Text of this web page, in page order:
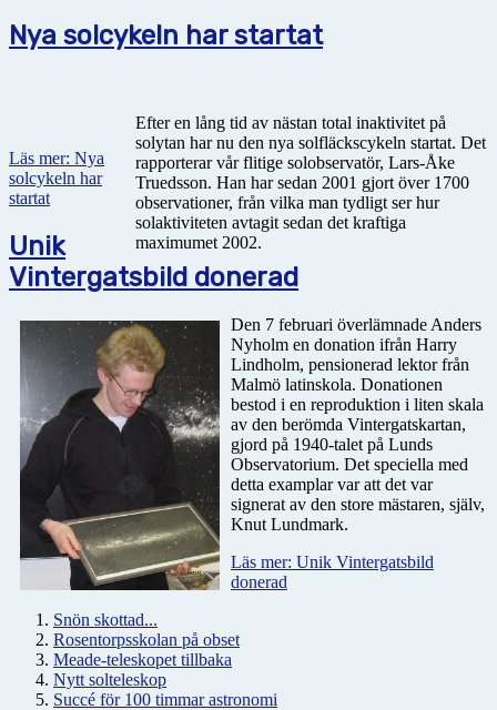
Nya solcykeln har startat
Efter en lång tid av nästan total inaktivitet på
solytan har nu den nya solfläckscykeln startat. Det
rapporterar vår flitige solobservatör, Lars-Åke
Truedsson. Han har sedan 2001 gjort över 1700
observationer, från vilka man tydligt ser hur
solaktiviteten avtagit sedan det kraftiga
maximumet 2002.
Läs mer: Nya
solcykeln har
startat
Unik
Vintergatsbild donerad
Den 7 februari överlämnade Anders
Nyholm en donation ifrån Harry
Lindholm, pensionerad lektor från
Malmö latinskola. Donationen
bestod i en reproduktion i liten skala
av den berömda Vintergatskartan,
gjord på 1940-talet på Lunds
Observatorium. Det speciella med
detta examplar var att det var
signerat av den store mästaren, själv,
Knut Lundmark.
Läs mer: Unik Vintergatsbild
donerad
Snön skottad...
Rosentorpsskolan på obset
Meade-teleskopet tillbaka
Nytt solteleskop
Succé för 100 timmar astronomi